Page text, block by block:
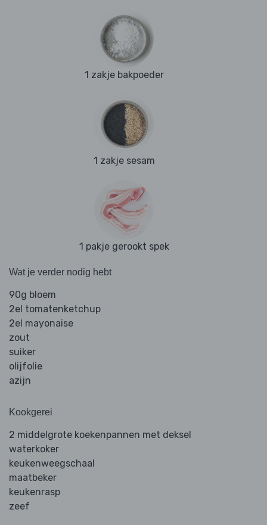
1 zakje bakpoeder
1 zakje sesam
1 pakje gerookt spek
Wat je verder nodig hebt
90g bloem
2el tomatenketchup
2el mayonaise
zout
suiker
olijfolie
azijn
Kookgerei
2 middelgrote koekenpannen met deksel
waterkoker
keukenweegschaal
maatbeker
keukenrasp
zeef